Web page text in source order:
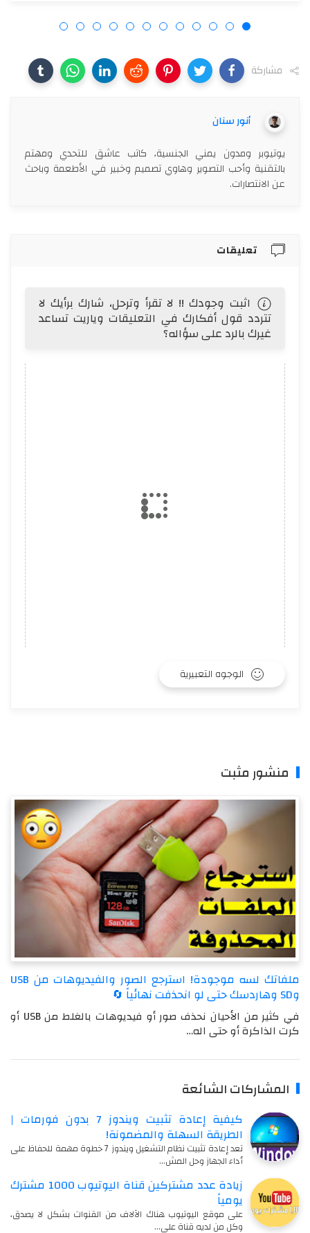
مشاركة
أنور سنان
يوتيوبر ومدون يمني الجنسية، كاتب عاشق للتحدي ومهتم
بالتقنية وأحب التصوير وهاوي تصميم وخبير في الأطعمة وباحث
عن الانتصارات.
تعليقات
اثبت وجودك !! لا تقرأ وترحل، شارك برأيك لا
تتردد قول أفكارك في التعليقات وياريت تساعد
غيرك بالرد على سؤاله؟
الوجوه التعبيرية
منشور مثبت
ملفاتك لسه موجودة! استرجع الصور والفيديوهات من USB
وSD وهاردسك حتى لو انحذفت نهائياً 🔄
في كثير من الأحيان نحذف صور أو فيديوهات بالغلط من USB أو
كرت الذاكرة أو حتى اله…
المشاركات الشائعة
كيفية إعادة تثبيت ويندوز 7 بدون فورمات |
الطريقة السهلة والمضمونة!
تعد إعادة تثبيت نظام التشغيل ويندوز 7 خطوة مهمة للحفاظ على
أداء الجهاز وحل المش…
زيادة عدد مشتركين قناة اليوتيوب 1000 مشترك
يومياً
على موقع اليوتيوب هناك الآلاف من القنوات بشكل لا يصدق،
وكل من لديه قناة على…